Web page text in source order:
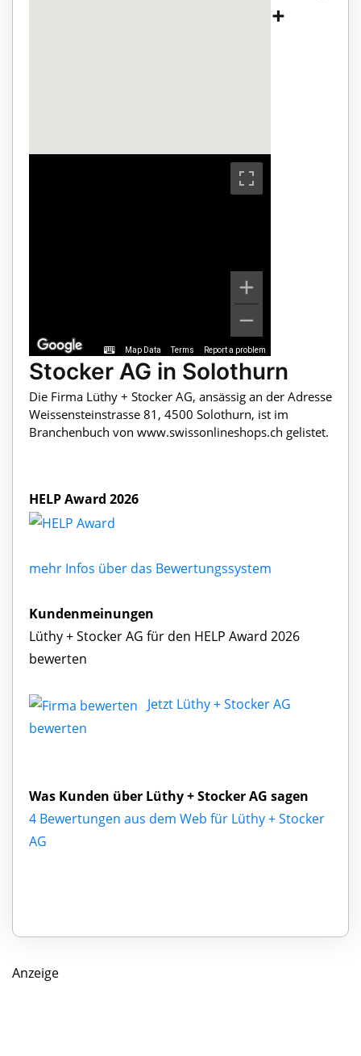
Map Data Terms Report a problem
+
Stocker AG in Solothurn
Die Firma Lüthy + Stocker AG, ansässig an der Adresse
Weissensteinstrasse 81, 4500 Solothurn, ist im
Branchenbuch von www.swissonlineshops.ch gelistet.
HELP Award 2026
mehr Infos über das Bewertungssystem
Kundenmeinungen
Lüthy + Stocker AG für den HELP Award 2026
bewerten
Jetzt Lüthy + Stocker AG
bewerten
Was Kunden über Lüthy + Stocker AG sagen
4 Bewertungen aus dem Web für Lüthy + Stocker
AG
Anzeige